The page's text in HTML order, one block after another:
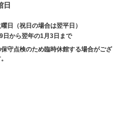
日
日（祝日の場合は翌平日）
日から翌年の1月3日まで
守点検のため臨時休館する場合がござ